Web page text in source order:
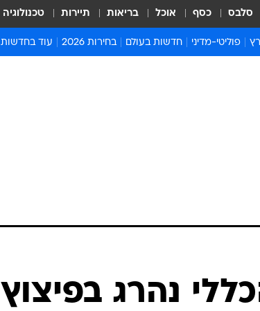
סלבס כסף אוכל בריאות תיירות טכנולוגיה
פוליטי-מדיני חדשות בעולם בחירות 2026 עוד בחדשות
חדשות
נהרג בפיצוץ